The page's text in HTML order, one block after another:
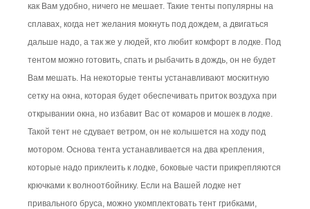
как Вам удобно, ничего не мешает. Такие тенты популярны на
сплавах, когда нет желания мокнуть под дождем, а двигаться
дальше надо, а так же у людей, кто любит комфорт в лодке. Под
тентом можно готовить, спать и рыбачить в дождь, он не будет
Вам мешать. На некоторые тенты устанавливают москитную
сетку на окна, которая будет обеспечивать приток воздуха при
открывании окна, но избавит Вас от комаров и мошек в лодке.
Такой тент не сдувает ветром, он не колышется на ходу под
мотором. Основа тента устанавливается на два крепления,
которые надо приклеить к лодке, боковые части прикрепляются
крючками к волноотбойнику. Если на Вашей лодке нет
привального бруса, можно укомплектовать тент грибками,